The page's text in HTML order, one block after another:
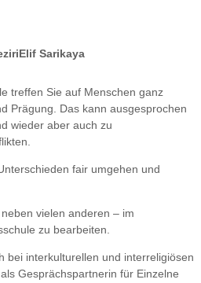
Elif Sarikaya
treffen Sie auf Menschen ganz
Prägung. Das kann ausgesprochen
wieder aber auch zu
fair umgehen und
vielen anderen – im
zu bearbeiten.
bei interkulturellen und interreligiösen
Gesprächspartnerin für Einzelne